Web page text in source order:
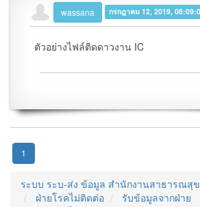
wassana กรกฎาคม 12, 2019,
ตัวอย่างไฟล์ติดดาวงาน IC
1
ระบบ ระบ-ส่ง ข้อมูล สำนักงานสาธารณสุ
ฝ่ายโรคไม่ติดต่อ
รับข้อมูลจากฝ่าย